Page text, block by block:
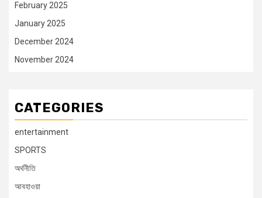
February 2025
January 2025
December 2024
November 2024
CATEGORIES
entertainment
SPORTS
অর্থনীতি
আবহাওয়া